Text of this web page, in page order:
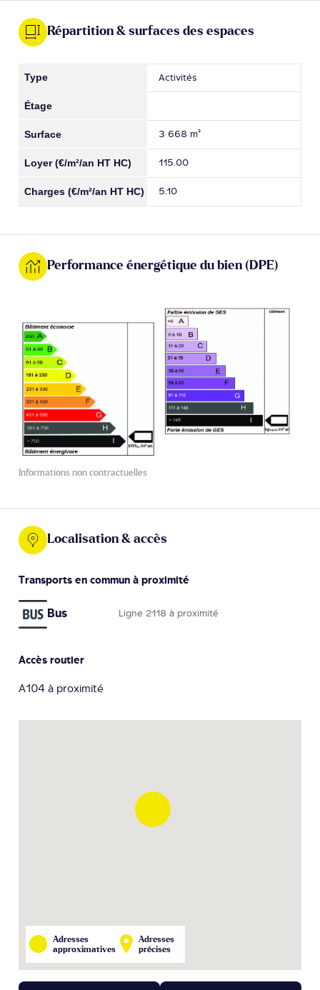
Répartition & surfaces des espaces
Activités
3 668 m²
115.00
5.10
Performance énergétique du bien (DPE)
Informations non contractuelles
Localisation & accès
Transports en commun à proximité
Bus Ligne 2118 à proximité
Accès routier
A104 à proximité
Adresses
approximatives
Adresses
précises